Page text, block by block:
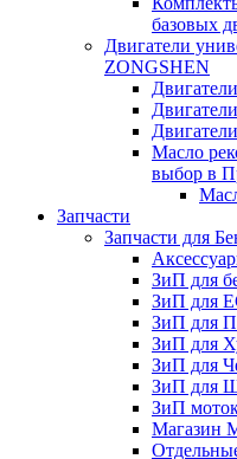
базовых
Двигатели
ZONGSHEN
Масло
выбор в
Запчасти
Запчасти для
ЗиП для
ЗиП для
ЗиП для
ЗиП для
ЗиП для
ЗиП для
ЗиП
Магазин